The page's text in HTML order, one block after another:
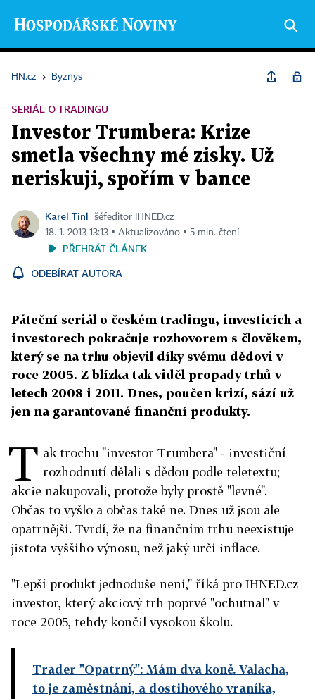
HN.cz › Byznys
SERIÁL O TRADINGU
Investor Trumbera: Krize
smetla všechny mé zisky. Už
neriskuji, spořím v bance
Karel Tinl
šéfeditor IHNED.cz
18. 1. 2013 13:13 ▪ Aktualizováno ▪ 5 min. čtení
PŘEHRÁT ČLÁNEK
ODEBÍRAT AUTORA
Páteční seriál o českém tradingu, investicích a
investorech pokračuje rozhovorem s člověkem,
který se na trhu objevil díky svému dědovi v
roce 2005. Z blízka tak viděl propady trhů v
letech 2008 i 2011. Dnes, poučen krizí, sází už
jen na garantované finanční produkty.
T ak trochu "investor Trumbera" - investiční
rozhodnutí dělali s dědou podle teletextu;
akcie nakupovali, protože byly prostě "levné".
Občas to vyšlo a občas také ne. Dnes už jsou ale
opatrnější. Tvrdí, že na finančním trhu neexistuje
jistota vyššího výnosu, než jaký určí inflace.
"Lepší produkt jednoduše není," říká pro IHNED.cz
investor, který akciový trh poprvé "ochutnal" v
roce 2005, tehdy končil vysokou školu.
Trader "Opatrný": Mám dva koně. Valacha,
to je zaměstnání, a dostihového vraníka,